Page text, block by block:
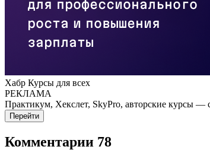
Хабр Курсы для всех
РЕКЛАМА
Практикум, Хекслет, SkyPro, авторские курсы —
Перейти
Комментарии 78